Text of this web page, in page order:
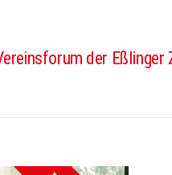
der Eßlinger